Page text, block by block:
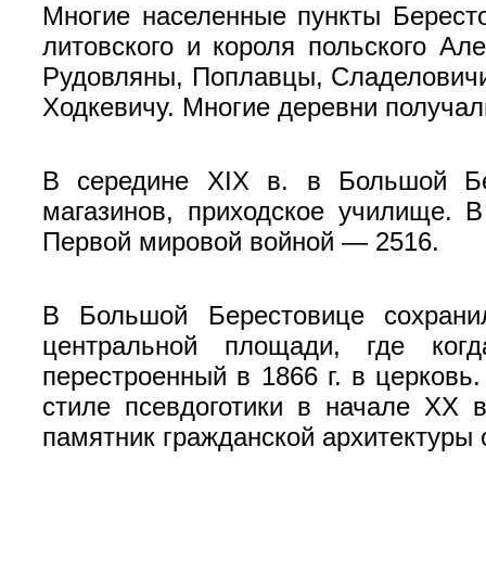
Многие населенные пункты
литовского и короля польского
Рудовляны, Поплавцы,
Ходкевичу. Многие деревни
В середине XIX в. в Большой
магазинов, приходское училище.
Первой мировой войной — 2516.
В Большой Берестовице
центральной площади, где
перестроенный в 1866 г. в
стиле псевдоготики в начале
памятник гражданской